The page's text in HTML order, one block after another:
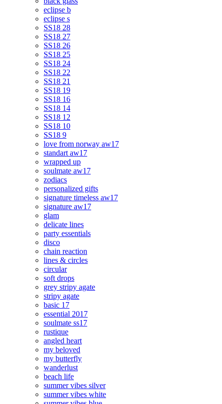
eclipse b
eclipse s
SS18 28
SS18 27
SS18 26
SS18 25
SS18 24
SS18 22
SS18 21
SS18 19
SS18 16
SS18 14
SS18 12
SS18 10
SS18 9
love from norway aw17
standart aw17
wrapped up
soulmate aw17
zodiacs
personalized gifts
signature timeless aw17
signature aw17
glam
delicate lines
party essentials
disco
chain reaction
lines & circles
circular
soft drops
grey stripy agate
stripy agate
basic 17
essential 2017
soulmate ss17
rustique
angled heart
my beloved
my butterfly
wanderlust
beach life
summer vibes silver
summer vibes white